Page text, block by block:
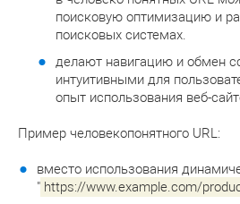
поисковую оптимизацию и
поисковых системах.
делают навигацию и обмен
интуитивными для
опыт использования веб-
Пример человекопонятного URL:
вместо использования
" https://www.example.com/